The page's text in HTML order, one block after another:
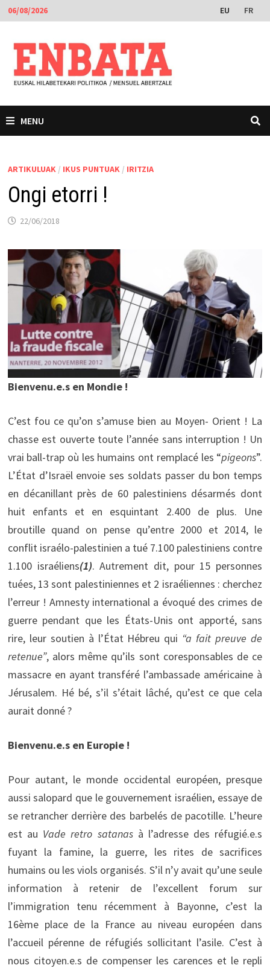
Skip
to
content
06/08/2026 EU FR
MENU
ARTIKULUAK / IKUS PUNTUAK / IRITZIA
Ongi etorri !
22/06/2018
Bienvenu.e.s en Mondie !
C’est fou ce qu’on s’amuse bien au Moyen- Orient ! La
chasse est ouverte toute l’année sans interruption ! Un
vrai ball-trap où les humains ont remplacé les “pigeons”.
L’État d’Israël envoie ses soldats passer du bon temps
en décanillant près de 60 palestiniens désarmés dont
huit enfants et en esquintant 2.400 de plus. Une
broutille quand on pense qu’entre 2000 et 2014, le
conflit israélo-palestinien a tué 7.100 palestiniens contre
1.100 israéliens(1). Autrement dit, pour 15 personnes
tuées, 13 sont palestiniennes et 2 israéliennes : cherchez
l’erreur ! Amnesty international a évoqué des crimes de
guerre pendant que les États-Unis ont apporté, sans
rire, leur soutien à l’État Hébreu qui “a fait preuve de
retenue”, alors même qu’ils sont coresponsables de ce
massacre en ayant transféré l’ambassade américaine à
Jérusalem. Hé bé, s’il s’était lâché, qu’est ce que cela
aurait donné ?
Bienvenu.e.s en Europie !
Pour autant, le monde occidental européen, presque
aussi salopard que le gouvernement israélien, essaye de
se retrancher derrière des barbelés de pacotille. L’heure
est au Vade retro satanasà l’adresse des réfugié.e.s
fuyant la famine, la guerre, les rites de sacrifices
humains ou les viols organisés. S’il n’y avait qu’une seule
information à retenir de l’excellent forum sur
l’immigration tenu récemment à Bayonne, c’est la
16ème place de la France au niveau européen dans
l’accueil pérenne de réfugiés sollicitant l’asile. C’est à
nous citoyen.e.s de compenser les carences et le repli